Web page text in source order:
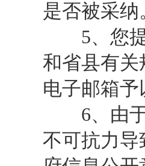
是否被采
5、您提
和省县有关
电子邮箱
6、由于
不可抗力导